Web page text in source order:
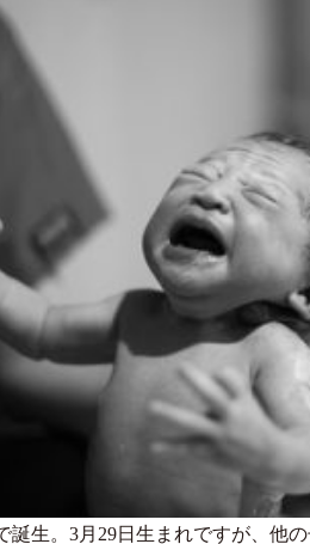
誕生。3月29日生まれですが、他